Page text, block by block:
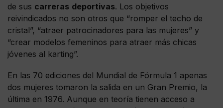
de sus carreras deportivas. Los objetivos
reivindicados no son otros que “romper el techo de
cristal”, “atraer patrocinadores para las mujeres” y
“crear modelos femeninos para atraer más chicas
jóvenes al karting”.
En las 70 ediciones del Mundial de Fórmula 1 apenas
dos mujeres tomaron la salida en un Gran Premio, la
última en 1976. Aunque en teoría tienen acceso a